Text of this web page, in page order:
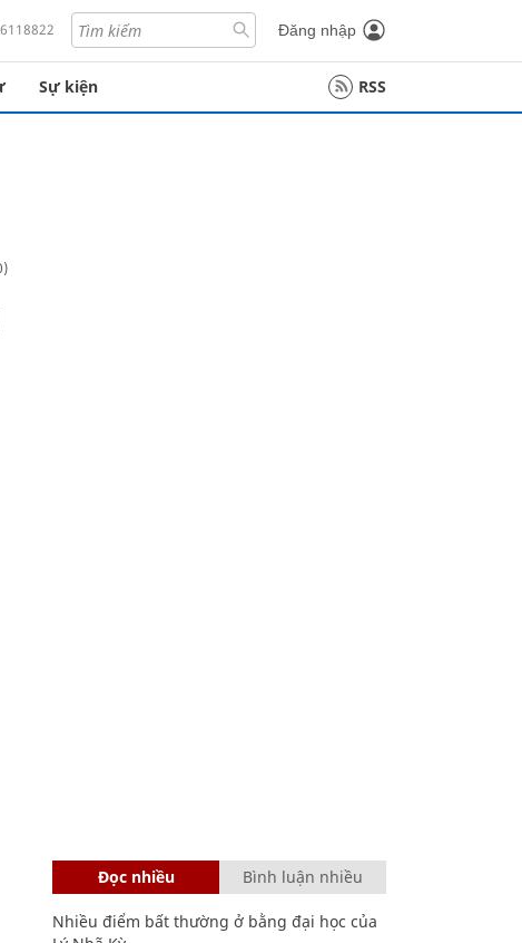
Đăng nhập
Sự kiện RSS
Đọc nhiều Bình luận nhiều
Nhiều điểm bất thường ở bằng đại học của